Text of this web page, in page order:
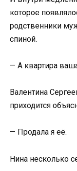
которое
родственники
спиной.
— А квартира
Валентина
приходится
— Продала я её.
Нина несколько